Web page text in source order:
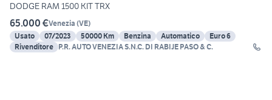
DODGE RAM 1500 KIT TRX
65.000 €Venezia (VE)
Usato
07/2023 50000 Km Benzina Automatico
Euro 6
Rivenditore P.R. AUTO VENEZIA S.N.C. DI RABIJE PASO & C.